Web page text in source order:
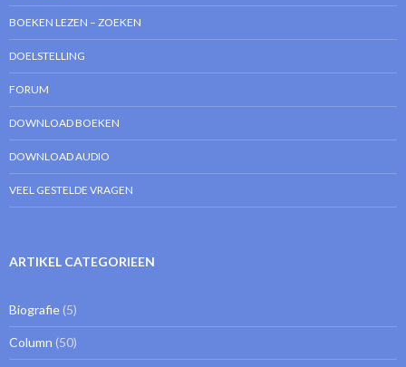
BOEKEN LEZEN – ZOEKEN
DOELSTELLING
FORUM
DOWNLOAD BOEKEN
DOWNLOAD AUDIO
VEEL GESTELDE VRAGEN
ARTIKEL CATEGORIEEN
Biografie (5)
Column (50)